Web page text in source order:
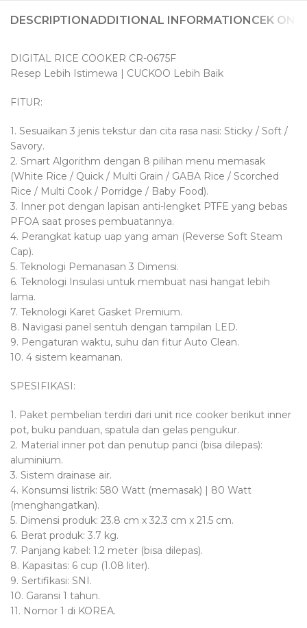
DESCRIPTION ADDITIONAL INFORMATION CEK
DIGITAL RICE COOKER CR-0675F
Resep Lebih Istimewa | CUCKOO Lebih Baik
FITUR:
1. Sesuaikan 3 jenis tekstur dan cita rasa nasi: Sticky / Soft /
Savory.
2. Smart Algorithm dengan 8 pilihan menu memasak
(White Rice / Quick / Multi Grain / GABA Rice / Scorched
Rice / Multi Cook / Porridge / Baby Food).
3. Inner pot dengan lapisan anti-lengket PTFE yang bebas
PFOA saat proses pembuatannya.
4. Perangkat katup uap yang aman (Reverse Soft Steam
Cap).
5. Teknologi Pemanasan 3 Dimensi.
6. Teknologi Insulasi untuk membuat nasi hangat lebih
lama.
7. Teknologi Karet Gasket Premium.
8. Navigasi panel sentuh dengan tampilan LED.
9. Pengaturan waktu, suhu dan fitur Auto Clean.
10. 4 sistem keamanan.
SPESIFIKASI:
1. Paket pembelian terdiri dari unit rice cooker berikut inner
pot, buku panduan, spatula dan gelas pengukur.
2. Material inner pot dan penutup panci (bisa dilepas):
aluminium.
3. Sistem drainase air.
4. Konsumsi listrik: 580 Watt (memasak) | 80 Watt
(menghangatkan).
5. Dimensi produk: 23.8 cm x 32.3 cm x 21.5 cm.
6. Berat produk: 3.7 kg.
7. Panjang kabel: 1.2 meter (bisa dilepas).
8. Kapasitas: 6 cup (1.08 liter).
9. Sertifikasi: SNI.
10. Garansi 1 tahun.
11. Nomor 1 di KOREA.